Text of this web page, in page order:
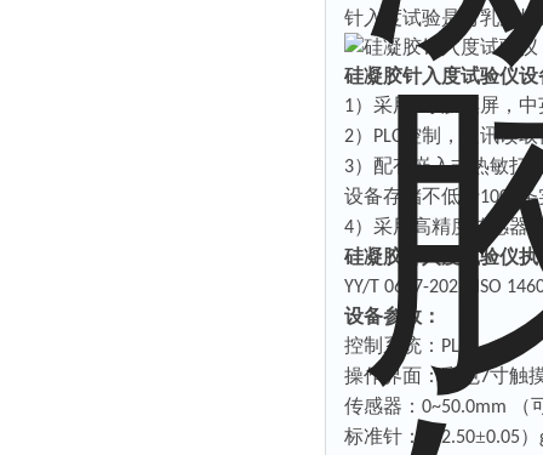
针入度试验是对乳房
硅凝胶针入度试验仪设
1） 采用 触摸屏，中
2） PLC 控制，通讯读
3）配有嵌入式热敏打
设备存储不低于1000
4）采用高精度传感器
硅凝胶针入度试验仪执
YY/T 0647-2021/ISO
设备参数：
控制系统： PLC;
操作界面：彩色7寸触
传感器： 0~50.0mm
标准针：（ 2.50±0.05）